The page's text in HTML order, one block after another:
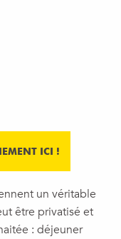
ICI !
un véritable
être privatisé et
: déjeuner